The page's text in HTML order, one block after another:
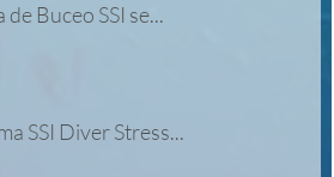
Buceo SSI se...
SSI Diver Stress...